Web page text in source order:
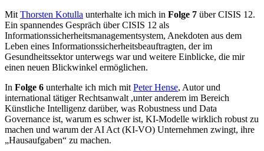
Mit Thorsten Kotulla unterhalte ich mich in Folge 7 über CISIS 12.
Ein spannendes Gespräch über CISIS 12 als
Informationssicherheitsmanagementsystem, Anekdoten aus dem
Leben eines Informationssicherheitsbeauftragten, der im
Gesundheitssektor unterwegs war und weitere Einblicke, die mir
einen neuen Blickwinkel ermöglichen.
In Folge 6 unterhalte ich mich mit Peter Hense, Autor und
international tätiger Rechtsanwalt ,unter anderem im Bereich
Künstliche Intelligenz darüber, was Robustness und Data
Governance ist, warum es schwer ist, KI-Modelle wirklich robust zu
machen und warum der AI Act (KI-VO) Unternehmen zwingt, ihre
„Hausaufgaben“ zu machen.